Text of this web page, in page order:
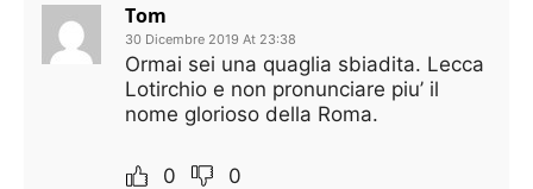
Tom
30 Dicembre 2019 At 23:38
Ormai sei una quaglia sbiadita. Lecca
Lotirchio e non pronunciare piu’ il
nome glorioso della Roma.
0 0